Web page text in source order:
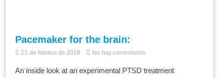
Pacemaker for the brain:
21 de febrero de 2019 No hay comentarios
An inside look at an experimental PTSD treatment